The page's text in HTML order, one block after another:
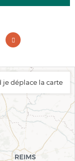
je déplace la carte